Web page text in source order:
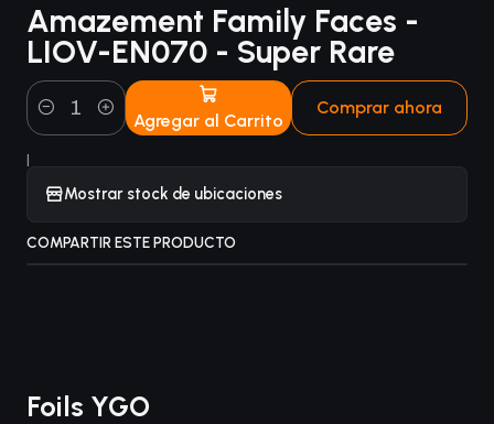
Amazement Family Faces -
LIOV-EN070 - Super Rare
Cantidad Agregar al Carrito
Comprar ahora
|
Mostrar stock de ubicaciones
COMPARTIR ESTE PRODUCTO
Foils YGO